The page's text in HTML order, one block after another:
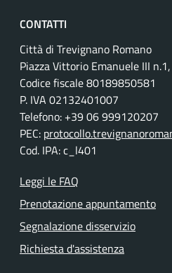
CONTATTI
Città di Trevignano Romano
Piazza Vittorio Emanuele III
Codice fiscale 80189850581
P. IVA 02132401007
Telefono: +39 06 999120207
PEC:
Cod. IPA: c_l401
Leggi le FAQ
Prenotazione appuntamento
Segnalazione disservizio
Richiesta d'assistenza